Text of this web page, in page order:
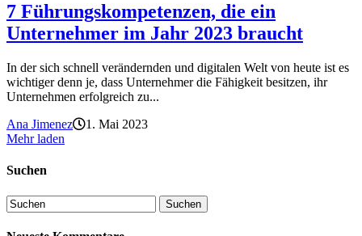
7 Führungskompetenzen, die ein
Unternehmer im Jahr 2023 braucht
In der sich schnell verändernden und digitalen Welt von heute ist es
wichtiger denn je, dass Unternehmer die Fähigkeit besitzen, ihr
Unternehmen erfolgreich zu...
Ana Jimenez
1. Mai 2023
Mehr laden
Suchen